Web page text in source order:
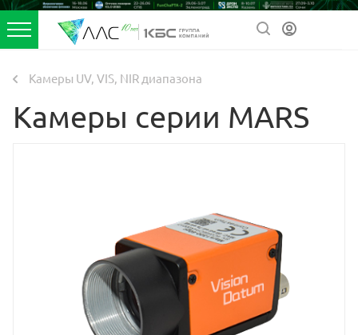
Камеры UV, VIS, NIR диапазона
Камеры серии MARS